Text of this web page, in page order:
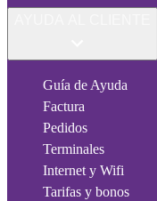
Guía de Ayuda
Factura
Pedidos
Terminales
Internet y Wifi
Tarifas y bonos